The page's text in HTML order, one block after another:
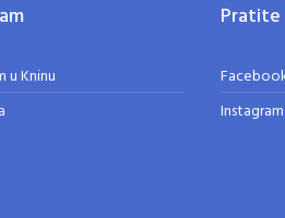
u Kninu
Pratite
Instagram